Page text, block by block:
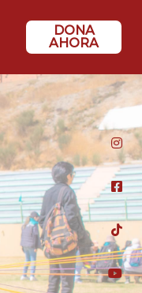
DONA
AHORA